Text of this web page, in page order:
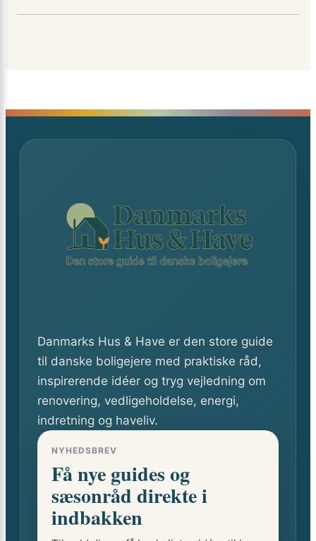
Danmarks Hus & Have er den store guide
til danske boligejere med praktiske råd,
inspirerende idéer og tryg vejledning om
renovering, vedligeholdelse, energi,
indretning og haveliv.
NYHEDSBREV
Få nye guides og
sæsonråd direkte i
indbakken